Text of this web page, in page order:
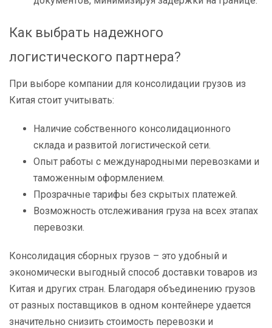
Как выбрать надежного
логистического партнера?
При выборе компании для консолидации грузов из
Китая стоит учитывать:
Наличие собственного консолидационного
склада и развитой логистической сети.
Опыт работы с международными перевозками и
таможенным оформлением.
Прозрачные тарифы без скрытых платежей.
Возможность отслеживания груза на всех этапах
перевозки.
Консолидация сборных грузов – это удобный и
экономически выгодный способ доставки товаров из
Китая и других стран. Благодаря объединению грузов
от разных поставщиков в одном контейнере удается
значительно снизить стоимость перевозки и